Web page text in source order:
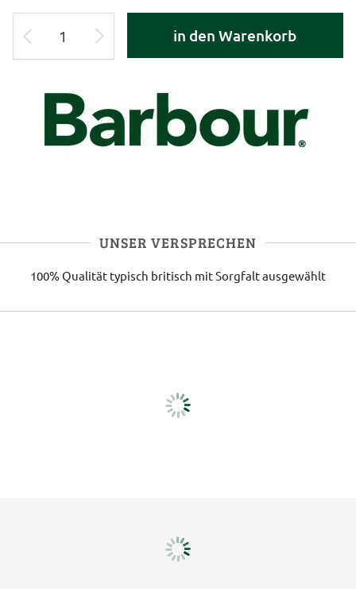
in den Warenkorb
UNSER VERSPRECHEN
100% Qualität typisch britisch mit Sorgfalt ausgewählt